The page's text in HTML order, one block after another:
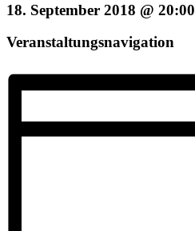
18. September 2018 @ 20:00
Veranstaltungsnavigation